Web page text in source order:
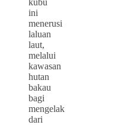
ini
menerusi
laluan
laut,
melalui
kawasan
hutan
bakau
bagi
mengelak
dari